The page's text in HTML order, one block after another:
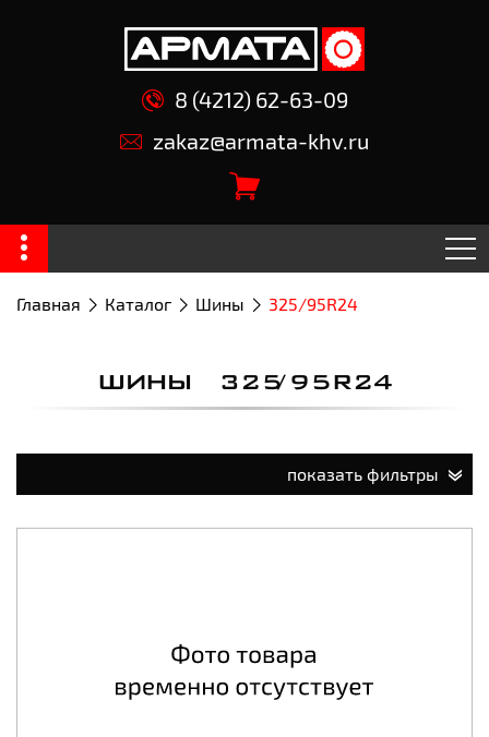
8 (4212) 62-63-09
zakaz@armata-khv.ru
Главная Каталог Шины 325/95R24
ШИНЫ 325/95R24
показать фильтры